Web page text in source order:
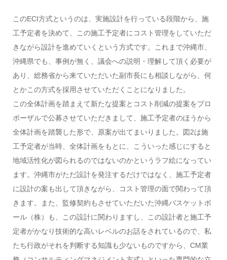
このECI方式というのは、実施設計を行っている段階から、施
工予定者を決めて、この施工予定者にコスト管理をしていただ
きながら設計を進めていくという方式です。これまで沖縄市、
沖縄県でも、事例が無く、議会への説明・理解して頂く必要が
あり、総務省から来ていただいた副市長にも相談しながら、何
とかこの方式を採用させていただくことになりました。
この全体計画を踏まえて新たな提案とコスト削減の提案をプロ
ポーザルで公募させていただきまして、施工予定者のほうから
全体計画を踏襲した形で、原案が出てまいりました。図2は施
工予定者が当時、全体計画をもとに、こういった感じにすると
地域活性化が図られるのではないのかというラフ絵になってい
ます。沖縄市がただ設計を発注するだけではなく、施工予定者
に設計の案も出して頂きながら、コスト管理の面で関わって頂
きます。また、監修契約もさせていただいた沖縄バスケットボ
ール（株）も、この設計に関わりますし、この設計者と施工予
定者がかなり技術的な高いレベルのお話をされているので、私
たち行政がそれを判断する知識も少ないものですから、CM業